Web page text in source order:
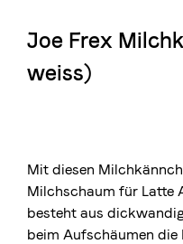
Die Berner Rösterei
Blasercafé
© 2026 Blasercafé AG
Joe Frex
weiss)
Mit diesen
Milchschaum für Latte
besteht aus
beim Aufschäumen die